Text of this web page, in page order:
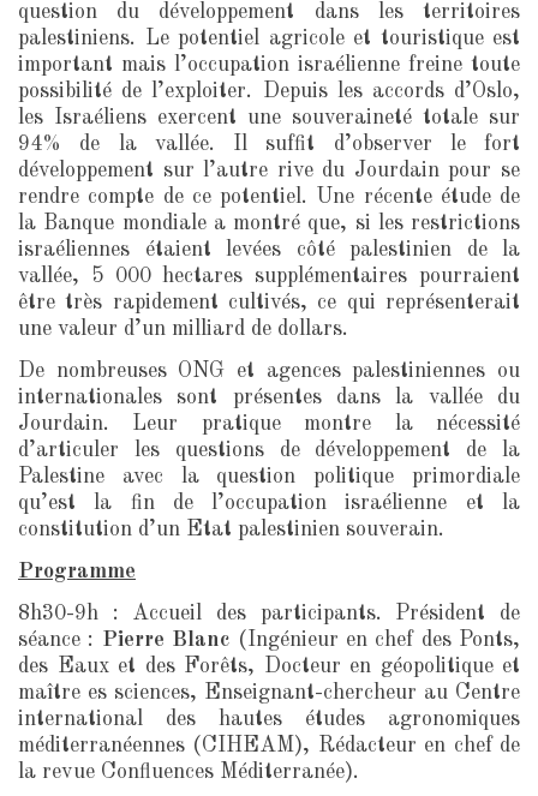
question du développement dans les territoires
palestiniens. Le potentiel agricole et touristique est
important mais l’occupation israélienne freine toute
possibilité de l’exploiter. Depuis les accords d’Oslo,
les Israéliens exercent une souveraineté totale sur
94% de la vallée. Il suffit d’observer le fort
développement sur l’autre rive du Jourdain pour se
rendre compte de ce potentiel. Une récente étude de
la Banque mondiale a montré que, si les restrictions
israéliennes étaient levées côté palestinien de la
vallée, 5 000 hectares supplémentaires pourraient
être très rapidement cultivés, ce qui représenterait
une valeur d’un milliard de dollars.
De nombreuses ONG et agences palestiniennes ou
internationales sont présentes dans la vallée du
Jourdain. Leur pratique montre la nécessité
d’articuler les questions de développement de la
Palestine avec la question politique primordiale
qu’est la fin de l’occupation israélienne et la
constitution d’un Etat palestinien souverain.
Programme
8h30-9h : Accueil des participants. Président de
séance : Pierre Blanc (Ingénieur en chef des Ponts,
des Eaux et des Forêts, Docteur en géopolitique et
maître es sciences, Enseignant-chercheur au Centre
international des hautes études agronomiques
méditerranéennes (CIHEAM), Rédacteur en chef de
la revue Confluences Méditerranée).